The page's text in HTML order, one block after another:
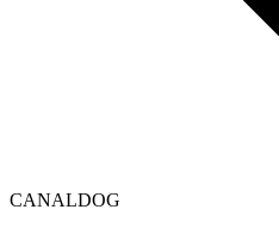
CANALDOG